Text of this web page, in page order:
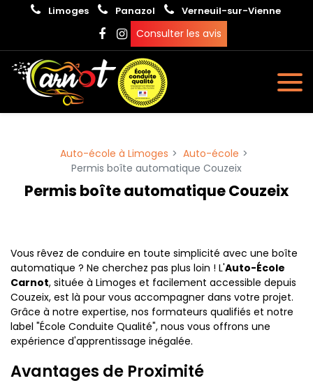
Limoges Panazol Verneuil-sur-Vienne
Consulter les avis
Auto-école à Limoges
Auto-école
Permis boîte automatique Couzeix
Permis boîte automatique Couzeix
Vous rêvez de conduire en toute simplicité avec une boîte
automatique ? Ne cherchez pas plus loin ! L'Auto-École
Carnot, située à Limoges et facilement accessible depuis
Couzeix, est là pour vous accompagner dans votre projet.
Grâce à notre expertise, nos formateurs qualifiés et notre
label "École Conduite Qualité", nous vous offrons une
expérience d'apprentissage inégalée.
Avantages de Proximité
Panneau de gestion des cookies